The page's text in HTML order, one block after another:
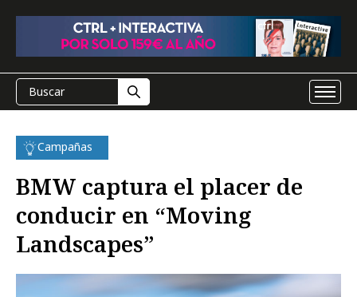
Campañas
BMW captura el placer de
conducir en “Moving
Landscapes”